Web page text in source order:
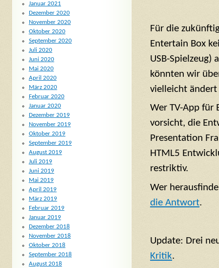
Für die
Entertain Box
USB-Spielzeug)
könnten wir
vielleicht ändert
Wer TV-App
vorsicht, die
Presentation
HTML5
restriktiv.
Wer
die Antwort.
Update: Drei
Kritik.
Januar 2021
Dezember 2020
November 2020
Oktober 2020
September 2020
Juli 2020
Juni 2020
Mai 2020
April 2020
März 2020
Februar 2020
Januar 2020
Dezember 2019
November 2019
Oktober 2019
September 2019
August 2019
Juli 2019
Juni 2019
Mai 2019
April 2019
März 2019
Februar 2019
Januar 2019
Dezember 2018
November 2018
Oktober 2018
September 2018
August 2018